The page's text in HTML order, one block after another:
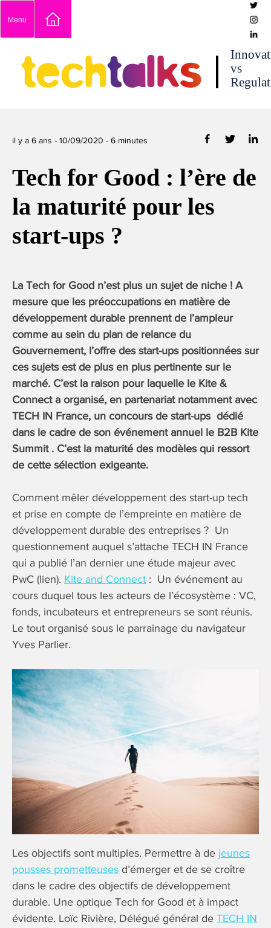
content
Menu
techtalks
vs
il y a 6 ans - 10/09/2020 - 6 minutes
Tech for Good : l’ère de
la maturité pour les
start-ups ?
La Tech for Good n’est plus un sujet de niche ! A
mesure que les préoccupations en matière de
développement durable prennent de l’ampleur
comme au sein du plan de relance du
Gouvernement, l’offre des start-ups positionnées sur
ces sujets est de plus en plus pertinente sur le
marché. C’est la raison pour laquelle le Kite &
Connect a organisé, en partenariat notamment avec
TECH IN France, un concours de start-ups dédié
dans le cadre de son événement annuel le B2B Kite
Summit . C’est la maturité des modèles qui ressort
de cette sélection exigeante.
Comment mêler développement des start-up tech
et prise en compte de l’empreinte en matière de
développement durable des entreprises ? Un
questionnement auquel s’attache TECH IN France
qui a publié l’an dernier une étude majeur avec
PwC (lien). Kite and Connect : Un événement au
cours duquel tous les acteurs de l’écosystème : VC,
fonds, incubateurs et entrepreneurs se sont réunis.
Le tout organisé sous le parrainage du navigateur
Yves Parlier.
Les objectifs sont multiples. Permettre à de jeunes
pousses prometteuses d’émerger et de se croître
dans le cadre des objectifs de développement
durable. Une optique Tech for Good et à impact
évidente. Loïc Rivière, Délégué général de TECH IN